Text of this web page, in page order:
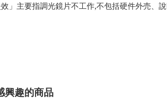
」主要指調光鏡片不工作,不包括硬件外売、
興趣的商品